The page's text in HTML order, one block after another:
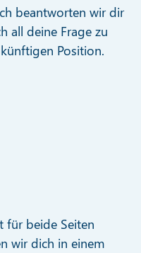
beantworten wir dir
all deine Frage zu
Position.
für beide Seiten
wir dich in einem